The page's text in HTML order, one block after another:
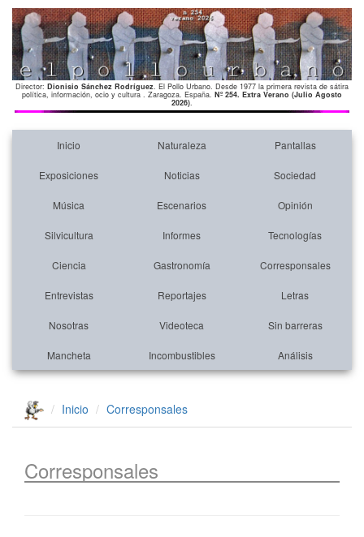
Director: Dionisio Sánchez Rodríguez. El Pollo Urbano. Desde 1977 la primera revista de sátira
política, información, ocio y cultura . Zaragoza. España. Nº 254. Extra Verano (Julio Agosto
2026).
Inicio Naturaleza Pantallas
Exposiciones Noticias Sociedad
Música Escenarios Opinión
Silvicultura Informes Tecnologías
Ciencia Gastronomía Corresponsales
Entrevistas Reportajes Letras
Nosotras Videoteca Sin barreras
Mancheta Incombustibles Análisis
Inicio Corresponsales
Corresponsales